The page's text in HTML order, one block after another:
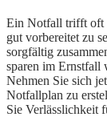
Ein Notfall trifft oft
gut vorbereitet zu
sorgfältig
sparen im Ernstfall
Nehmen Sie sich
Notfallplan zu
Sie Verlässlichkeit